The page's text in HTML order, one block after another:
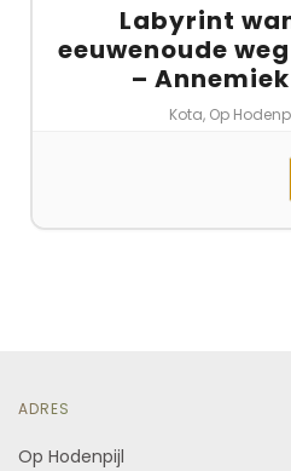
Labyrint
eeuwenoude
–
Kota, Op
ADRES
Op Hodenpijl